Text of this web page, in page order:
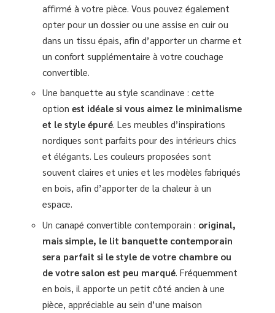
affirmé à votre pièce. Vous pouvez également
opter pour un dossier ou une assise en cuir ou
dans un tissu épais, afin d’apporter un charme et
un confort supplémentaire à votre couchage
convertible.
Une banquette au style scandinave : cette
option est idéale si vous aimez le minimalisme
et le style épuré. Les meubles d’inspirations
nordiques sont parfaits pour des intérieurs chics
et élégants. Les couleurs proposées sont
souvent claires et unies et les modèles fabriqués
en bois, afin d’apporter de la chaleur à un
espace.
Un canapé convertible contemporain : original,
mais simple, le lit banquette contemporain
sera parfait si le style de votre chambre ou
de votre salon est peu marqué . Fréquemment
en bois, il apporte un petit côté ancien à une
pièce, appréciable au sein d’une maison